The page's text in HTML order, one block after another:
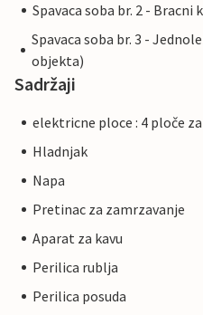
Spavaca soba br. 2 -
Spavaca soba br. 3 -
objekta)
Sadržaji
elektricne ploce : 4 ploče
Hladnjak
Napa
Pretinac za zamrzavanje
Aparat za kavu
Perilica rublja
Perilica posuda